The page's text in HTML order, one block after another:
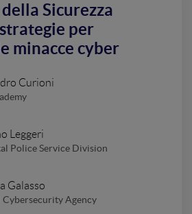
della Sicurezza
per
minacce cyber
Curioni
Leggeri
Police Service Division
Galasso
Cybersecurity Agency